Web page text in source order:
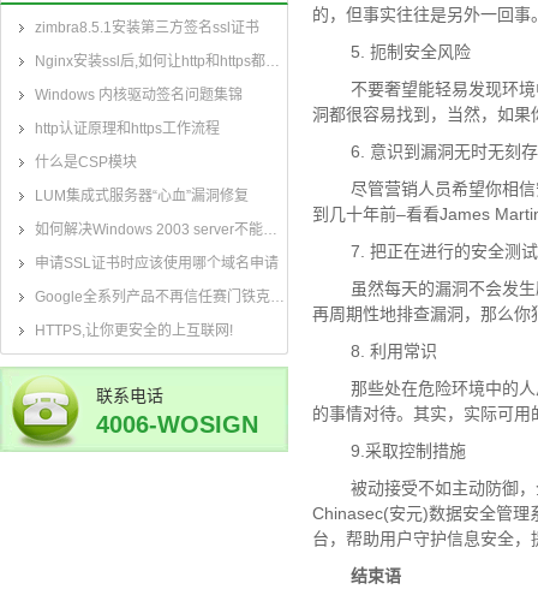
zimbra8.5.1安装第三方签名ssl证书
Nginx安装ssl后,如何让http和https都可以访问
Windows 内核驱动签名问题集锦
http认证原理和https工作流程
什么是CSP模块
LUM集成式服务器“心血”漏洞修复
如何解决Windows 2003 server不能正常显示SHA2签名算法SSL证书
申请SSL证书时应该使用哪个域名申请
Google全系列产品不再信任赛门铁克某款根证书
HTTPS,让你更安全的上互联网!
联系电话
4006-WOSIGN
(4006-967-446)
的，但事实往往是另外一回事
5. 扼制安全风险
不要奢望能轻易发现环境
洞都很容易找到，当然，如
6. 意识到漏洞无时无刻
尽管营销人员希望你相信
到几十年前–看看James
7. 把正在进行的安全测试
虽然每天的漏洞不会发生
再周期性地排查漏洞，那么你
8. 利用常识
那些处在危险环境中的人
的事情对待。其实，实际可
9.采取控制措施
被动接受不如主动防御，
Chinasec(安元)数据安全管理
台，帮助用户守护信息安全
结束语